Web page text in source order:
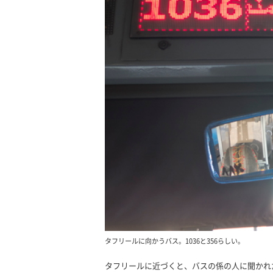
タフリールに向かうバス。1036と356らしい。
タフリールに近づくと、バスの係の人に聞か